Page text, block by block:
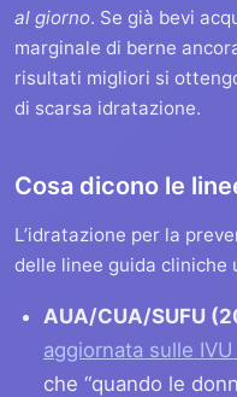
al giorno. Se già bevi
marginale di berne
risultati migliori si
di scarsa idratazione.
Cosa dicono le
L’idratazione per la
delle linee guida cliniche
AUA/CUA/SUFU
aggiornata sulle
che “quando le